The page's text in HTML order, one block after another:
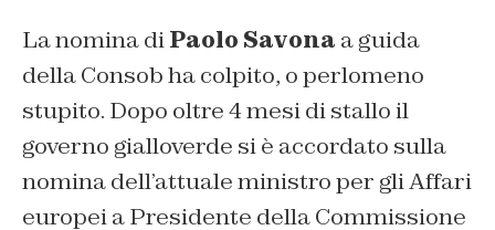
La nomina diPaolo Savona a guida
della Consob ha colpito, o perlomeno
stupito. Dopo oltre 4 mesi di stallo il
governo gialloverde si è accordato sulla
nomina dell’attuale ministro per gli Affari
europei a Presidente della Commissione